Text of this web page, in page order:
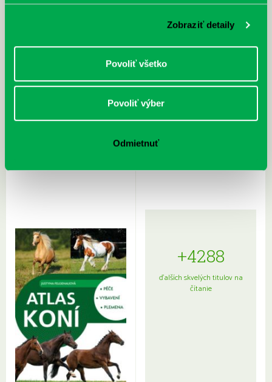
Zobraziť detaily
Povoliť všetko
Povoliť výber
Odmietnuť
Rudź, Przemyslaw: Atlas hviezd:
Sprievodca po hviezdnej oblohe
Hardy, Paula: Japonsko na tanieri:
kompletný sprievodca
+4288
ďalších skvelých titulov na
čítanie